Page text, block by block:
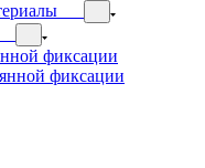
фиксации
фиксации